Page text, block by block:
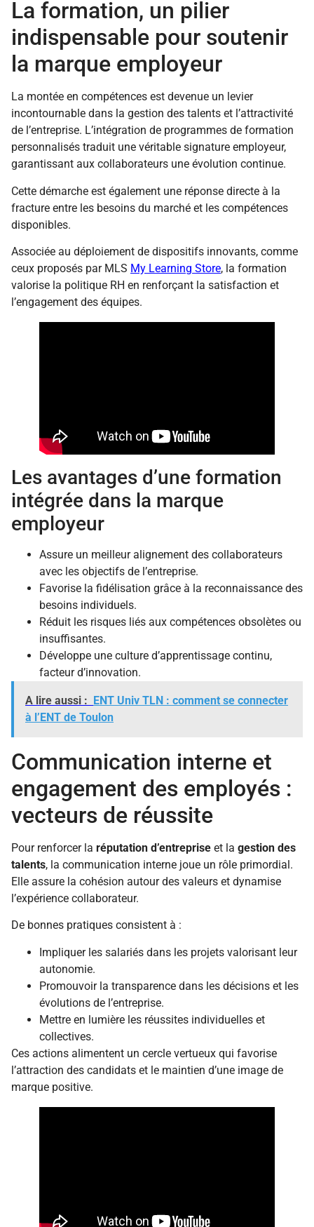
La formation, un pilier
indispensable pour soutenir
la marque employeur
La montée en compétences est devenue un levier
incontournable dans la gestion des talents et l’attractivité
de l’entreprise. L’intégration de programmes de formation
personnalisés traduit une véritable signature employeur,
garantissant aux collaborateurs une évolution continue.
Cette démarche est également une réponse directe à la
fracture entre les besoins du marché et les compétences
disponibles.
Associée au déploiement de dispositifs innovants, comme
ceux proposés par MLS My Learning Store, la formation
valorise la politique RH en renforçant la satisfaction et
l’engagement des équipes.
Les avantages d’une formation
intégrée dans la marque
employeur
Assure un meilleur alignement des collaborateurs
avec les objectifs de l’entreprise.
Favorise la fidélisation grâce à la reconnaissance des
besoins individuels.
Réduit les risques liés aux compétences obsolètes ou
insuffisantes.
Développe une culture d’apprentissage continu,
facteur d’innovation.
A lire aussi : ENT Univ TLN : comment se connecter
à l’ENT de Toulon
Communication interne et
engagement des employés :
vecteurs de réussite
Pour renforcer la réputation d’entreprise et la gestion des
talents, la communication interne joue un rôle primordial.
Elle assure la cohésion autour des valeurs et dynamise
l’expérience collaborateur.
De bonnes pratiques consistent à :
Impliquer les salariés dans les projets valorisant leur
autonomie.
Promouvoir la transparence dans les décisions et les
évolutions de l’entreprise.
Mettre en lumière les réussites individuelles et
collectives.
Ces actions alimentent un cercle vertueux qui favorise
l’attraction des candidats et le maintien d’une image de
marque positive.